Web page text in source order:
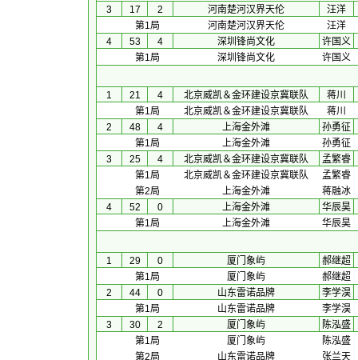
3
17 2 河南楚河汉界天伦
汪洋
第1局
河南楚河汉界天伦
汪洋
4
53 4 深圳锋尚文化
许国义
第1局
深圳锋尚文化 许国义
1 21 4 北京威凯＆金环建设京冀联队
蒋川
第1局
北京威凯＆金环建设京冀联队
蒋川
2
48 4 上海金外滩
孙勇征
第1局
上海金外滩
孙勇征
3
25 4 北京威凯＆金环建设京冀联队
孟繁睿
第1局
北京威凯＆金环建设京冀联队
孟繁睿
第2局
上海金外滩
蒋融冰
4
52 0 上海金外滩
华辰昊
第1局
上海金外滩 华辰昊
1 29 0 厦门象屿
郝继超
第1局
厦门象屿
郝继超
2
44 0 山东雷诺品牌
李学淏
第1局
山东雷诺品牌
李学淏
3
30 2 厦门象屿
陈泓盛
第1局
厦门象屿
陈泓盛
第2局
山东雷诺品牌
张兰天